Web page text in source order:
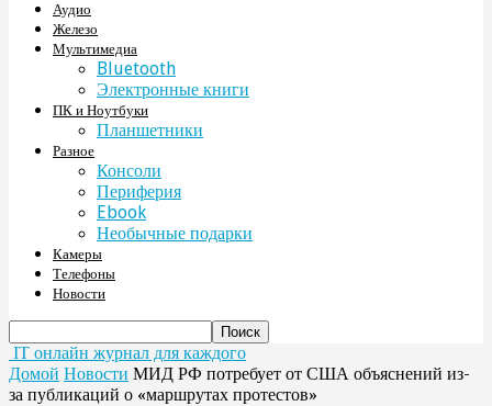
Аудио
Железо
Мультимедиа
Bluetooth
Электронные книги
ПК и Ноутбуки
Планшетники
Разное
Консоли
Периферия
Ebook
Необычные подарки
Камеры
Телефоны
Новости
IT онлайн журнал для каждого
Домой Новости МИД РФ потребует от США объяснений из-
за публикаций о «маршрутах протестов»